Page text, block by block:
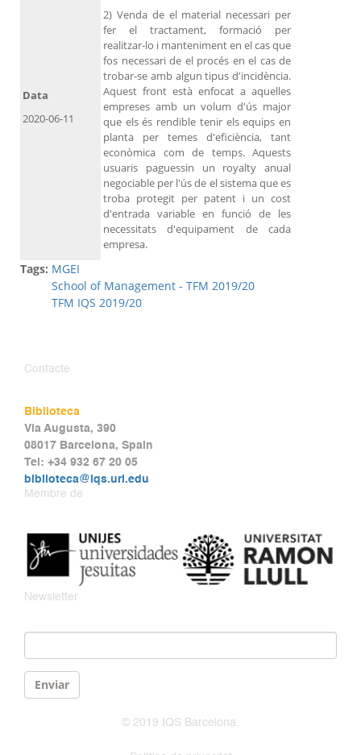
2) Venda de el material necessari per
fer el tractament, formació per
realitzar-lo i manteniment en el cas que
fos necessari de el procés en el cas de
trobar-se amb algun tipus d'incidència.
Aquest front està enfocat a aquelles
empreses amb un volum d'ús major
que els és rendible tenir els equips en
planta per temes d'eficiència, tant
econòmica com de temps. Aquests
usuaris paguessin un royalty anual
negociable per l'ús de el sistema que es
troba protegit per patent i un cost
d'entrada variable en funció de les
necessitats d'equipament de cada
empresa.
Data
2020-06-11
Tags: MGEI
School of Management - TFM 2019/20
TFM IQS 2019/20
Contacte
Biblioteca
Via Augusta, 390
08017 Barcelona, Spain
Tel: +34 932 67 20 05
biblioteca@iqs.url.edu
Membre de
Newsletter
Enviar
© 2019 IQS Barcelona.